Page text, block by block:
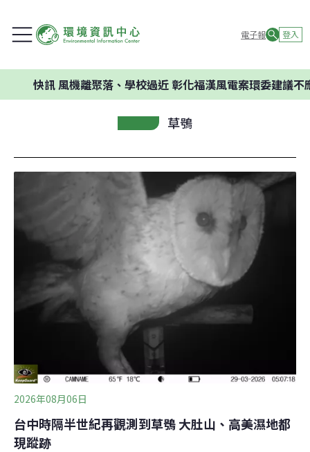
電子報 登入
風機離聚落、學校過近 彰化福漢風電案環委建議不應開發
草鴞
2026年08月06日
台中時隔半世紀再觀測到草鴞 大肚山、高美濕地都
現蹤跡